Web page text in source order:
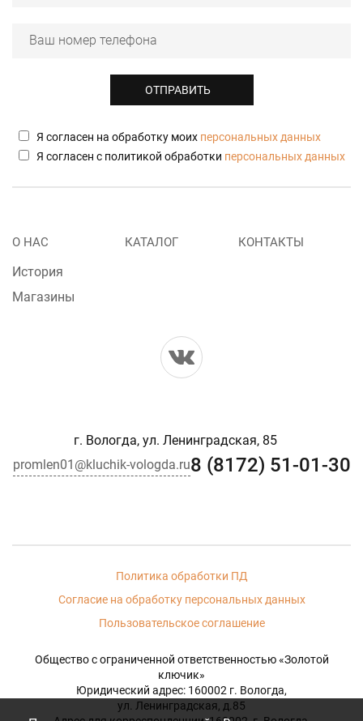
Я согласен на обработку моих персональных данных
Я согласен с политикой обработки персональных данных
Menu
footer
О НАС
История
Магазины
КАТАЛОГ КОНТАКТЫ
г. Вологда, ул. Ленинградская, 85
promlen01@kluchik-vologda.ru8 (8172) 51-01-30
Политика обработки ПД
Согласие на обработку персональных данных
Пользовательское соглашение
Общество с ограниченной ответственностью «Золотой
ключик»
Юридический адрес: 160002 г. Вологда,
ул. Ленинградская, д.85